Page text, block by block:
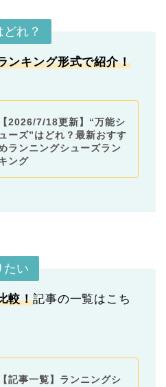
れ？
ンキング形式で紹介！
【2026/7/18更新】“万能シ
ューズ”はどれ？最新おすす
ランニングシューズラン
ング
たい
較！記事の一覧はこち
【記事一覧】ランニングシ